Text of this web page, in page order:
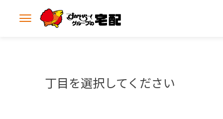
メ
丁目を選択してください